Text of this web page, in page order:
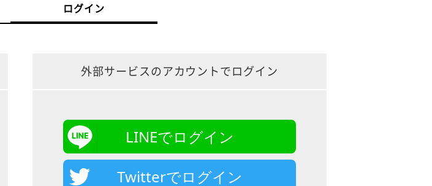
ログイン
外部サービスのアカウントでログイン
LINEでログイン
Twitterでログイン